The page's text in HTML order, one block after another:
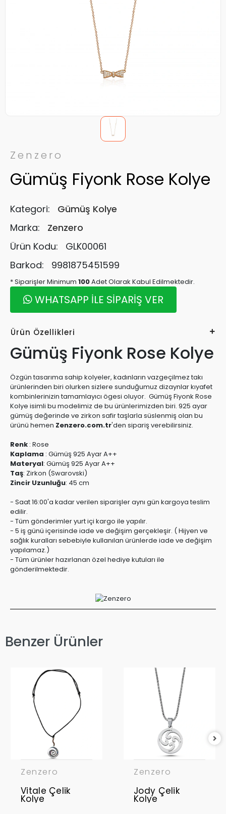
Zenzero
Gümüş Fiyonk Rose Kolye
Kategori:
Gümüş Kolye
Marka:
Zenzero
Ürün Kodu:
GLK00061
Barkod:
9981875451599
* Siparişler Minimum 100Adet Olarak Kabul Edilmektedir.
WHATSAPP İLE SİPARİŞ VER
Ürün Özellikleri
Gümüş Fiyonk Rose Kolye
Özgün tasarıma sahip kolyeler, kadınların vazgeçilmez takı
ürünlerinden biri olurken sizlere sunduğumuz dizaynlar kıyafet
kombinlerinizin tamamlayıcı ögesi oluyor. Gümüş Fiyonk Rose
Kolye isimli bu modelimiz de bu ürünlerimizden biri. 925 ayar
gümüş değerinde ve zirkon safir taşlarla süslenmiş olan bu
ürünü hemen Zenzero.com.tr'den sipariş verebilirsiniz.
Renk : Rose
Kaplama : Gümüş 925 Ayar A++
Materyal: Gümüş 925 Ayar A++
Taş: Zirkon (Swarovski)
Zincir Uzunluğu: 45 cm
- Saat 16:00'a kadar verilen siparişler aynı gün kargoya teslim
edilir.
- Tüm gönderimler yurt içi kargo ile yapılır.
- 5 iş günü içerisinde iade ve değişim gerçekleşir. ( Hijyen ve
sağlık kuralları sebebiyle kullanılan ürünlerde iade ve değişim
yapılamaz.)
- Tüm ürünler hazırlanan özel hediye kutuları ile
gönderilmektedir.
Benzer Ürünler
Zenzero
Vitale Çelik
Kolye
Zenzero
Jody Çelik
Kolye